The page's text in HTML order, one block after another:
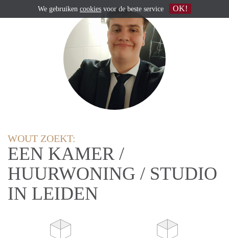
WOUT ZOEKT:
EEN KAMER /
HUURWONING / STUDIO
IN LEIDEN
We gebruiken cookies voor de beste service OK!